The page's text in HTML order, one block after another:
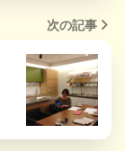
次の記事